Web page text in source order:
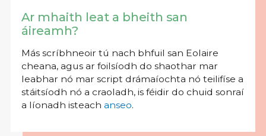
Ar mhaith leat a bheith san
áireamh?
Más scríbhneoir tú nach bhfuil san Eolaire
cheana, agus ar foilsíodh do shaothar mar
leabhar nó mar script drámaíochta nó teilifíse a
stáitsíodh nó a craoladh, is féidir do chuid sonraí
a líonadh isteach anseo.